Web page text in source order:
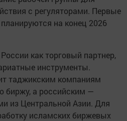
с регуляторами. Первые
на конец 2026
как торговый партнер,
инструменты.
таджикским компаниям
биржу, а российским —
из Центральной Азии. Для
исламских биржевых